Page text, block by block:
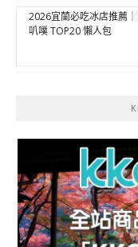
2026宜蘭必吃冰店推薦
叭噗 TOP20 懶人包